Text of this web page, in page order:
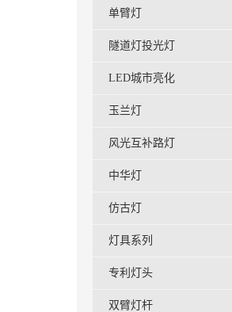
单臂灯
隧道灯投光灯
LED城市亮化
玉兰灯
风光互补路灯
中华灯
仿古灯
灯具系列
专利灯头
双臂灯杆